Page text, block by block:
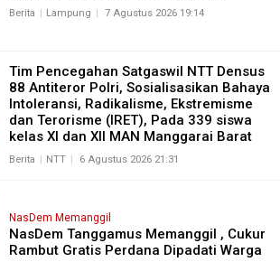
Berita Lampung 7 Agustus 2026 19:14
Tim Pencegahan Satgaswil NTT Densus
88 Antiteror Polri, Sosialisasikan Bahaya
Intoleransi, Radikalisme, Ekstremisme
dan Terorisme (IRET), Pada 339 siswa
kelas XI dan XII MAN Manggarai Barat
Berita NTT 6 Agustus 2026 21:31
NasDem Memanggil
NasDem Tanggamus Memanggil , Cukur
Rambut Gratis Perdana Dipadati Warga